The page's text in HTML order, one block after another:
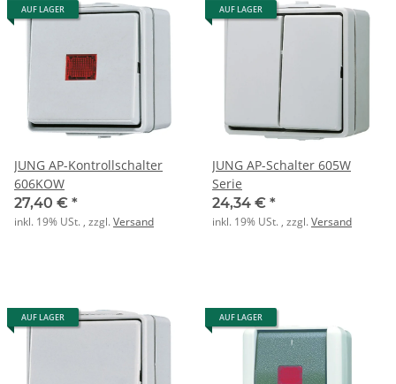
AUF LAGER
JUNG AP-Kontrollschalter
606KOW
27,40 € *
inkl. 19% USt. , zzgl.Versand
AUF LAGER
JUNG AP-Schalter 605W
Serie
24,34 € *
inkl. 19% USt. , zzgl.Versand
AUF LAGER AUF LAGER